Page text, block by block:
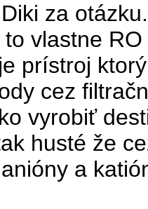
za
vlastne
prístroj
cez
vyrobiť
husté že
a